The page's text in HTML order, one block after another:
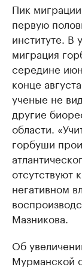
Пик
первую
институте. В
миграция
середине
конце
ученые не
другие
области.
горбуши
отсутствуют
негативном
Мазникова.
Об
Мурманской